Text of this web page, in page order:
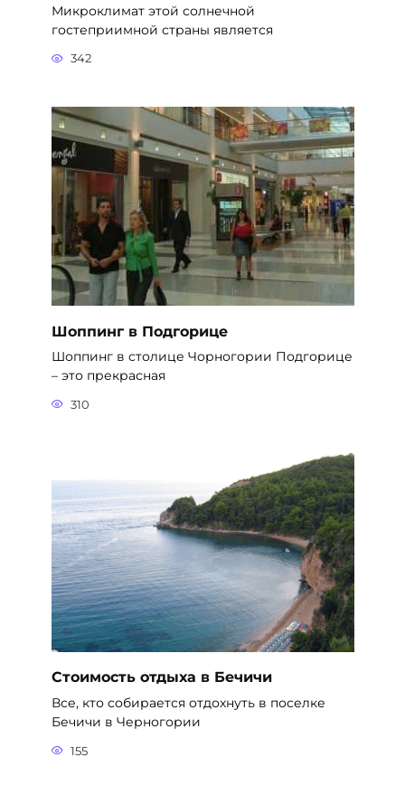
Микроклимат этой солнечной
гостеприимной страны является
342
Шоппинг в Подгорице
Шоппинг в столице Чорногории Подгорице
– это прекрасная
310
Стоимость отдыха в Бечичи
Все, кто собирается отдохнуть в поселке
Бечичи в Черногории
155